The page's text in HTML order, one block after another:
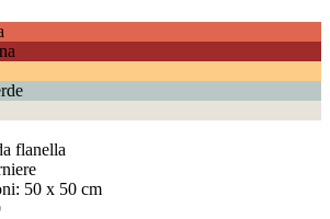
flanella
50 x 50 cm